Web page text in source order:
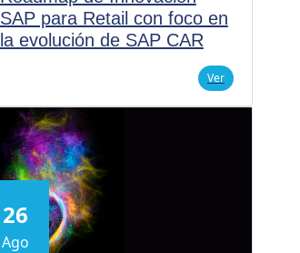
SAP para Retail con foco en
la evolución de SAP CAR
Ver
26
Ago